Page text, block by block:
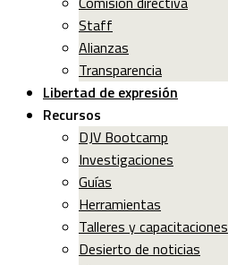
Staff
Alianzas
Transparencia
Libertad de expresión
Recursos
DJV Bootcamp
Investigaciones
Guías
Herramientas
Talleres y capacitaciones
Desierto de noticias